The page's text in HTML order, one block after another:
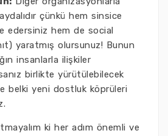
çünkü hem sinsice
edersiniz hem de social
yaratmış olursunuz! Bunun
insanlarla ilişkiler
birlikte yürütülebilecek
belki yeni dostluk köprüleri
ki her adım önemli ve